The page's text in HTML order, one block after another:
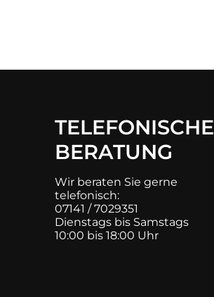
TELEFONISCHE
BERATUNG
Wir beraten Sie gerne
telefonisch:
07141 / 7029351
Dienstags bis Samstags
10:00 bis 18:00 Uhr